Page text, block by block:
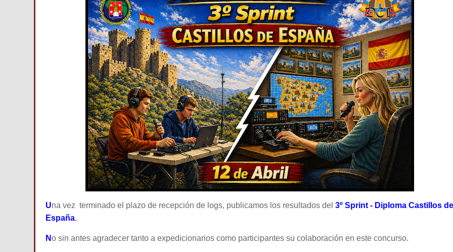
Una vez terminado el plazo de recepción de logs, publicamos los resultados del 3º Sprint - Diploma Castillos de
España.
No sin antes agradecer tanto a expedicionarios como participantes su colaboración en este concurso.